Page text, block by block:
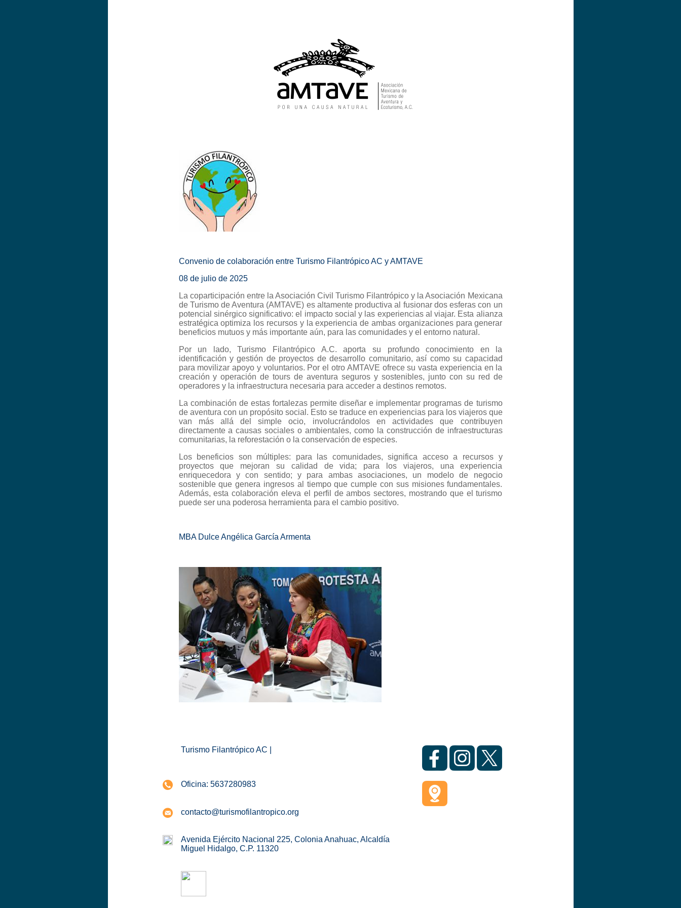
Convenio de colaboración entre Turismo Filantrópico AC y AMTAVE
08 de julio de 2025
La coparticipación entre la Asociación Civil Turismo Filantrópico y la Asociación Mexicana
de Turismo de Aventura (AMTAVE) es altamente productiva al fusionar dos esferas con un
potencial sinérgico significativo: el impacto social y las experiencias al viajar. Esta alianza
estratégica optimiza los recursos y la experiencia de ambas organizaciones para generar
beneficios mutuos y más importante aún, para las comunidades y el entorno natural.
Por un lado, Turismo Filantrópico A.C. aporta su profundo conocimiento en la
identificación y gestión de proyectos de desarrollo comunitario, así como su capacidad
para movilizar apoyo y voluntarios. Por el otro AMTAVE ofrece su vasta experiencia en la
creación y operación de tours de aventura seguros y sostenibles, junto con su red de
operadores y la infraestructura necesaria para acceder a destinos remotos.
La combinación de estas fortalezas permite diseñar e implementar programas de turismo
de aventura con un propósito social. Esto se traduce en experiencias para los viajeros que
van más allá del simple ocio, involucrándolos en actividades que contribuyen
directamente a causas sociales o ambientales, como la construcción de infraestructuras
comunitarias, la reforestación o la conservación de especies.
Los beneficios son múltiples: para las comunidades, significa acceso a recursos y
proyectos que mejoran su calidad de vida; para los viajeros, una experiencia
enriquecedora y con sentido; y para ambas asociaciones, un modelo de negocio
sostenible que genera ingresos al tiempo que cumple con sus misiones fundamentales.
Además, esta colaboración eleva el perfil de ambos sectores, mostrando que el turismo
puede ser una poderosa herramienta para el cambio positivo.
MBA Dulce Angélica García Armenta
Turismo Filantrópico AC |
Oficina: 5637280983
contacto@turismofilantropico.org
Avenida Ejército Nacional 225, Colonia Anahuac, Alcaldía
Miguel Hidalgo, C.P. 11320